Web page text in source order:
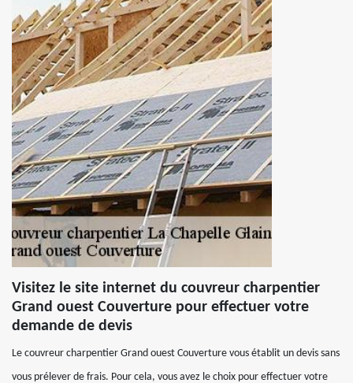
Visitez le site internet du couvreur charpentier
Grand ouest Couverture pour effectuer votre
demande de devis
Le couvreur charpentier Grand ouest Couverture vous établit un devis sans
vous prélever de frais. Pour cela, vous avez le choix pour effectuer votre